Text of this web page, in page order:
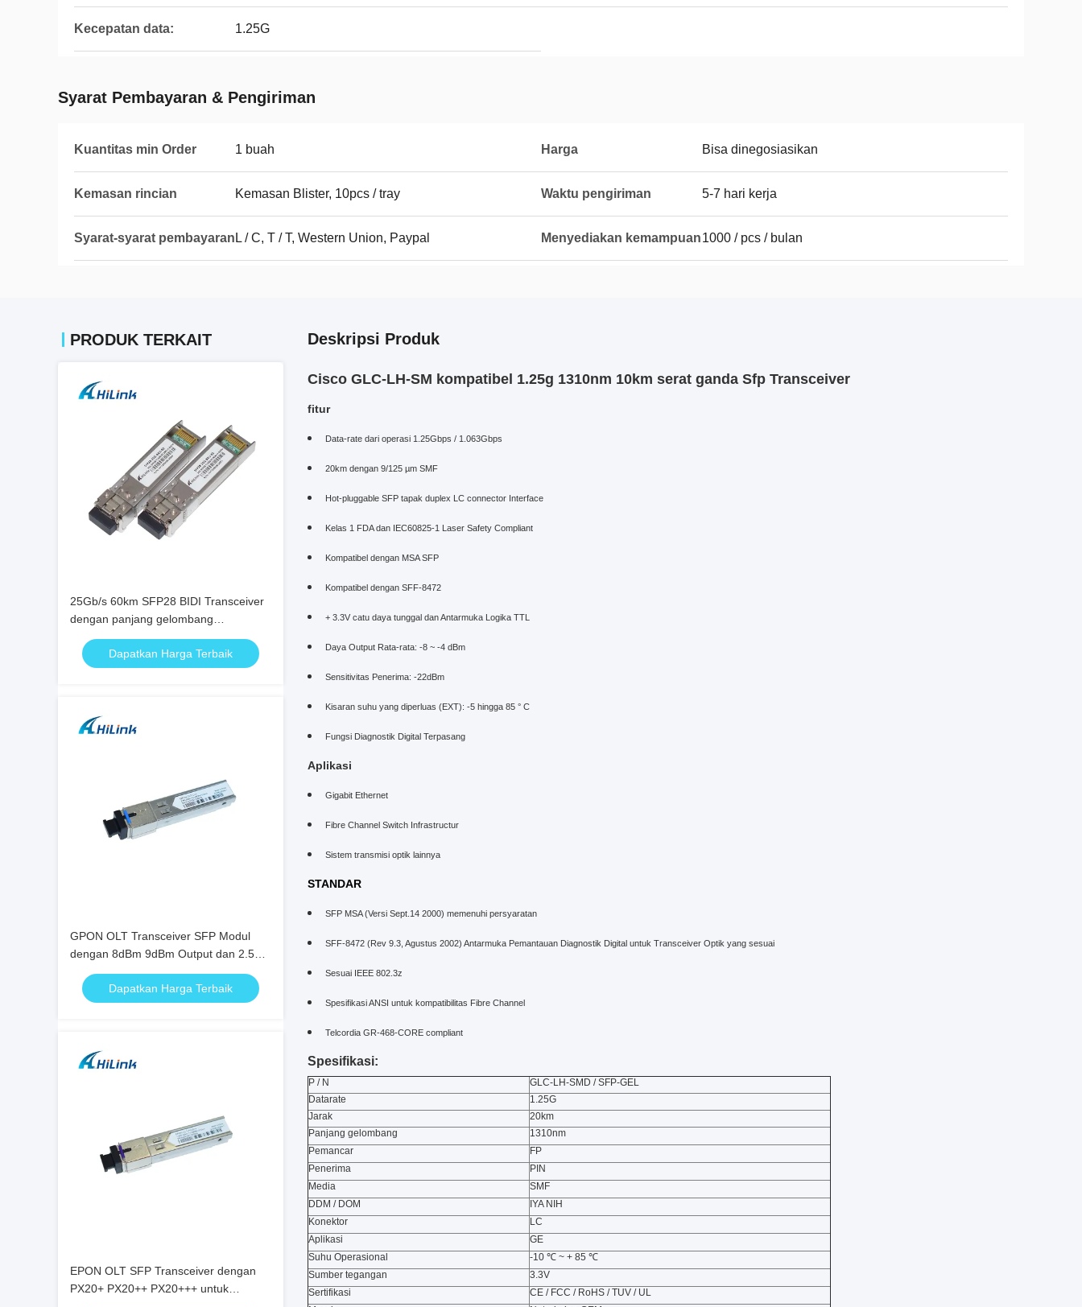
Kecepatan data: 1.25G
Syarat Pembayaran & Pengiriman
Kuantitas min Order 1 buah Harga Bisa dinegosiasikan
Kemasan rincian Kemasan Blister, 10pcs / tray Waktu pengiriman 5-7 hari kerja
Syarat-syarat pembayaran L / C, T / T, Western Union, Paypal Menyediakan kemampuan1000 / pcs / bulan
PRODUK TERKAIT
25Gb/s 60km SFP28 BIDI Transceiver
dengan panjang gelombang
1295/1309nm untuk komunikasi serat
optik dua arah berkecepatan tinggi
Dapatkan Harga Terbaik
GPON OLT Transceiver SFP Modul
dengan 8dBm 9dBm Output dan 2.5G
Data Rate
Dapatkan Harga Terbaik
EPON OLT SFP Transceiver dengan
PX20+ PX20++ PX20+++ untuk
Deskripsi Produk
Cisco GLC-LH-SM kompatibel 1.25g 1310nm 10km serat ganda Sfp Transceiver
fitur
Data-rate dari operasi 1.25Gbps / 1.063Gbps
20km dengan 9/125 µm SMF
Hot-pluggable SFP tapak duplex LC connector Interface
Kelas 1 FDA dan IEC60825-1 Laser Safety Compliant
Kompatibel dengan MSA SFP
Kompatibel dengan SFF-8472
+ 3.3V catu daya tunggal dan Antarmuka Logika TTL
Daya Output Rata-rata: -8 ~ -4 dBm
Sensitivitas Penerima: -22dBm
Kisaran suhu yang diperluas (EXT): -5 hingga 85 ° C
Fungsi Diagnostik Digital Terpasang
Aplikasi
Gigabit Ethernet
Fibre Channel Switch Infrastructur
Sistem transmisi optik lainnya
STANDAR
SFP MSA (Versi Sept.14 2000) memenuhi persyaratan
SFF-8472 (Rev 9.3, Agustus 2002) Antarmuka Pemantauan Diagnostik Digital untuk Transceiver Optik yang sesuai
Sesuai IEEE 802.3z
Spesifikasi ANSI untuk kompatibilitas Fibre Channel
Telcordia GR-468-CORE compliant
Spesifikasi:
P / N
GLC-LH-SMD / SFP-GEL
Datarate
1.25G
Jarak
20km
Panjang gelombang
1310nm
Pemancar
FP
Penerima
PIN
Media
SMF
DDM / DOM
IYA NIH
Konektor
LC
Aplikasi
GE
Suhu Operasional
-10 ℃ ~ + 85 ℃
Sumber tegangan
3.3V
Sertifikasi
CE / FCC / RoHS / TUV / UL